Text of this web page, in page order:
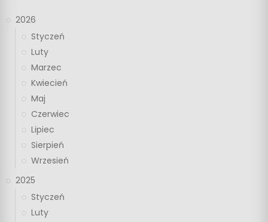
2026
Styczeń
Luty
Marzec
Kwiecień
Maj
Czerwiec
Lipiec
Sierpień
Wrzesień
2025
Styczeń
Luty